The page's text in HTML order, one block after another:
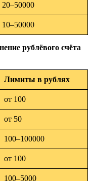
20–50000
10–50000
рублёвого счёта
Лимиты в рублях
от 100
от 50
100–100000
от 100
100–5000